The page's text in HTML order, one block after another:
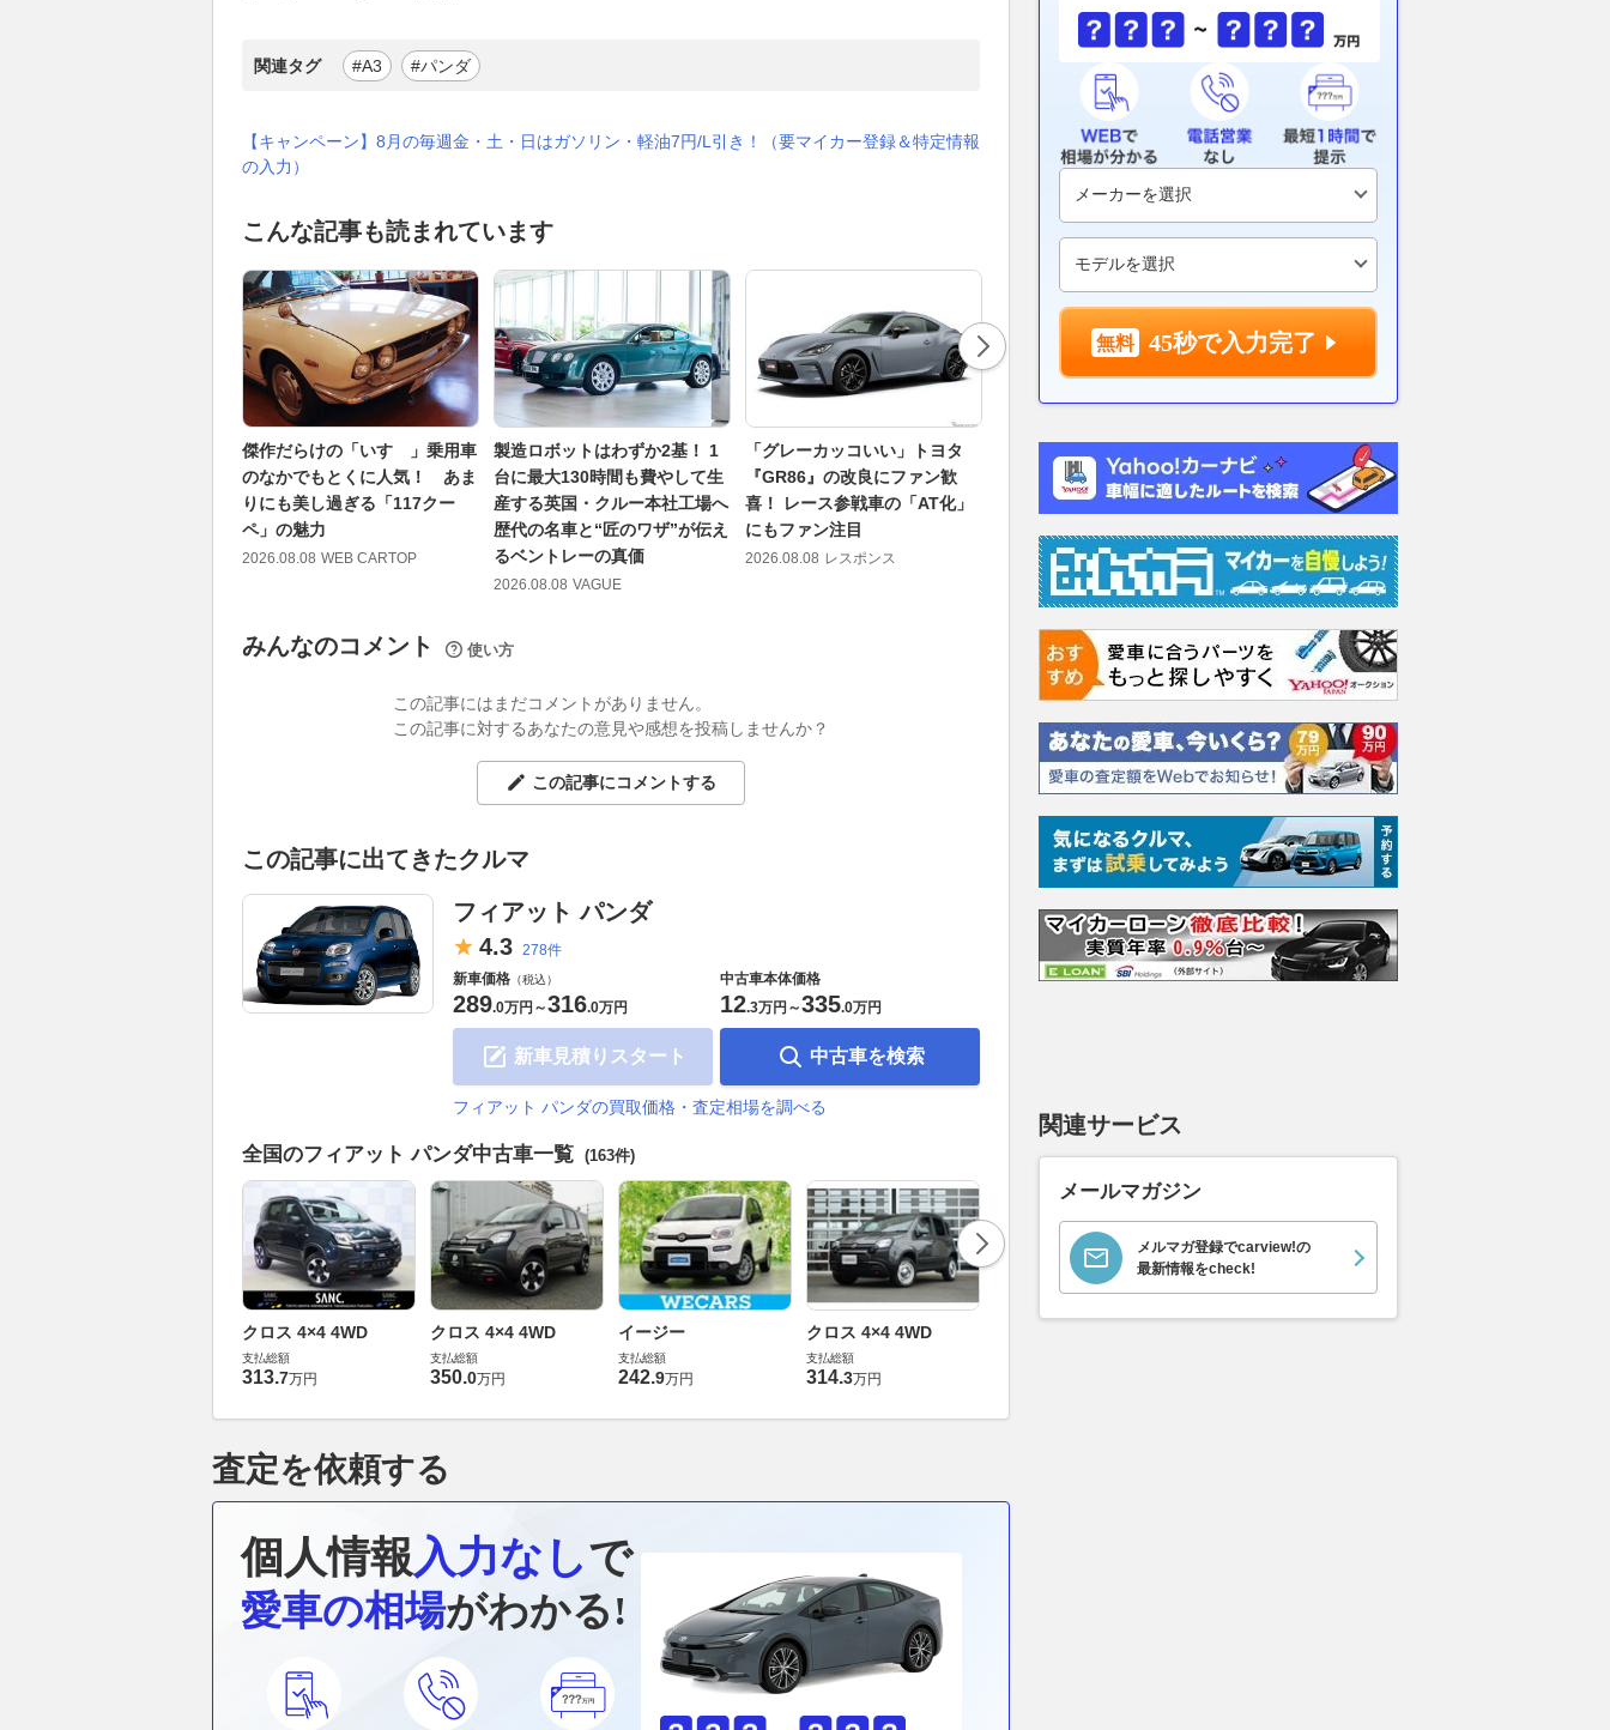
関連タグ #A3 #パンダ
【キャンペーン】8月の毎週金・土・日はガソリン・軽油7円/L引き！（要マイカー登録＆特定情報
の入力）
こんな記事も読まれています
傑作だらけの「いすゞ」乗用車
のなかでもとくに人気！ あま
りにも美し過ぎる「117クー
ペ」の魅力
2026.08.08 WEB CARTOP
製造ロボットはわずか2基！ 1
台に最大130時間も費やして生
産する英国・クルー本社工場へ
歴代の名車と“匠のワザ”が伝え
るベントレーの真価
2026.08.08 VAGUE
「グレーカッコいい」トヨタ
『GR86』の改良にファン歓
喜！ レース参戦車の「AT化」
にもファン注目
2026.08.08 レスポンス
番手のマルク・マルケス「ケガ
の影響で、得意だったところま
2026.08.08 motorsport.com 日本版
運転が上手くなりたいならマニ
ュアル車……は大きな間違
い！ レーシングドライバーが
の重要性
2026.08.08 WEB CARTOP
みんなのコメント 使い方
この記事にはまだコメントがありません。
この記事に対するあなたの意見や感想を投稿しませんか？
この記事にコメントする
この記事に出てきたクルマ
フィアット パンダ
4.3 278件
新車価格 （税込）
289.0万円 ～316.0万円
新車見積りスタート
中古車本体価格
12.3万円 ～335.0万円
中古車を検索
フィアット パンダの買取価格・査定相場を調べる
全国のフィアット パンダ中古車一覧 (163件)
クロス 4×4 4WD
支払総額
313.7万円
クロス 4×4 4WD
支払総額
350.0万円
イージー
支払総額
242.9万円
クロス 4×4 4WD
支払総額
314.3万円
査定を依頼する
個人情報入力なしで
愛車の相場がわかる!
45秒で入力完了
関連サービス
メールマガジン
メルマガ登録でcarview!の
最新情報をcheck!